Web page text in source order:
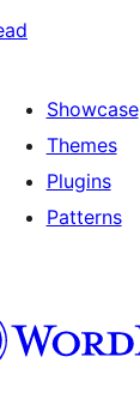
Showcase
Themes
Plugins
Patterns